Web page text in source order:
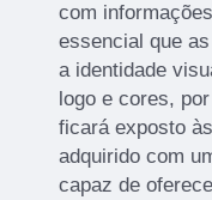
com
essencial que
a identidade
logo e cores,
ficará exposto
adquirido com
capaz de